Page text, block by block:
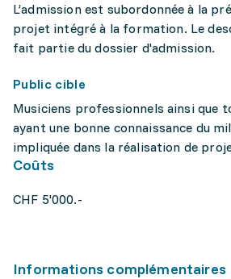
L’admission est subordonnée à la
projet intégré à la formation. Le
fait partie du dossier d'admission.
Public cible
Musiciens professionnels ainsi que
ayant une bonne connaissance du
impliquée dans la réalisation de
Coûts
CHF 5'000.-
Informations complémentaires